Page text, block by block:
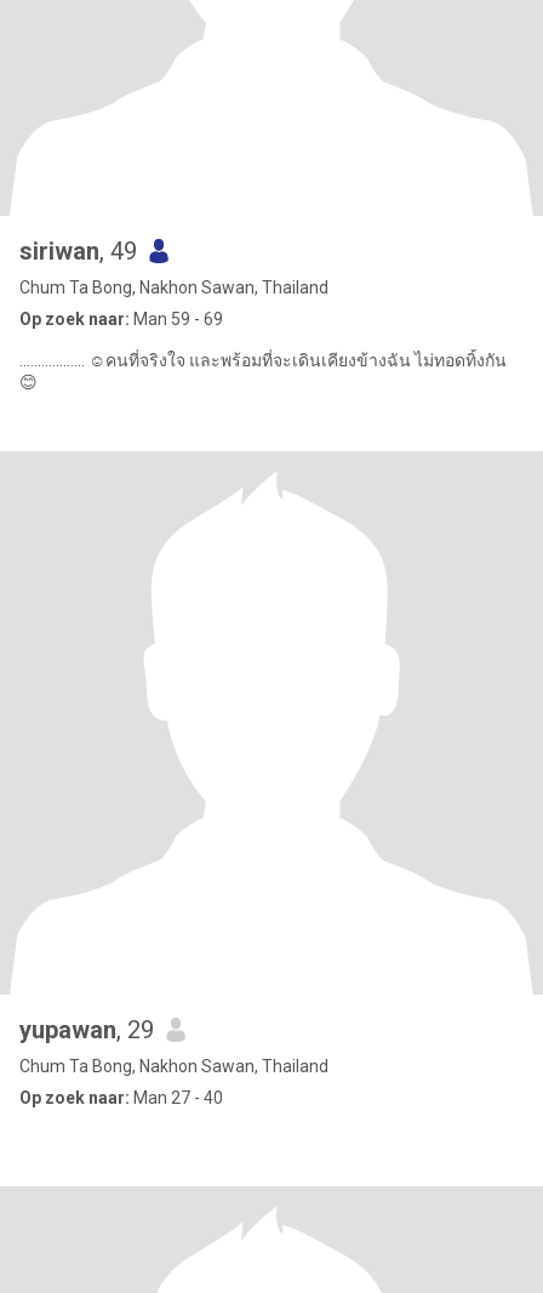
siriwan, 49
Chum Ta Bong, Nakhon Sawan, Thailand
Op zoek naar: Man 59 - 69
.................. ☺️คนที่จริงใจ และพร้อมที่จะเดินเคียงข้างฉัน ไม่ทอดทิ้งกัน
😊
yupawan, 29
Chum Ta Bong, Nakhon Sawan, Thailand
Op zoek naar: Man 27 - 40